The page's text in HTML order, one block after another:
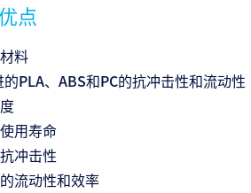
点
料
PLA、ABS和PC的抗冲击性和流动性
用寿命
冲击性
流动性和效率